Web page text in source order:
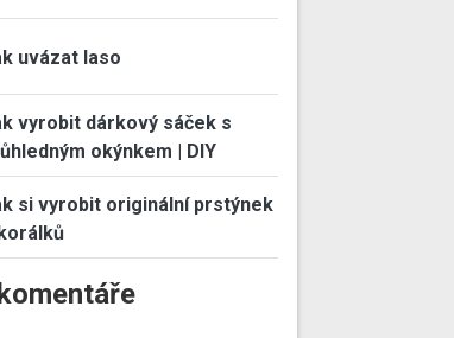
uvázat laso
vyrobit dárkový sáček s
okýnkem | DIY
si vyrobit originální prstýnek